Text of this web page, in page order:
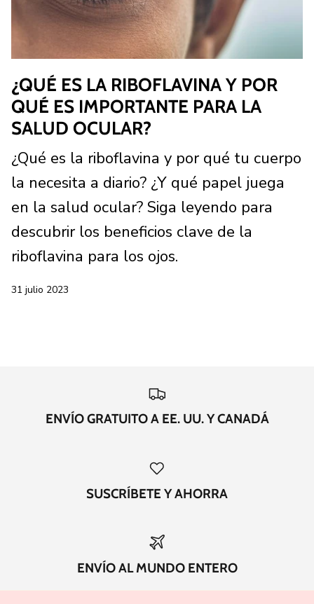
¿QUÉ ES LA RIBOFLAVINA Y POR
QUÉ ES IMPORTANTE PARA LA
SALUD OCULAR?
¿Qué es la riboflavina y por qué tu cuerpo
la necesita a diario? ¿Y qué papel juega
en la salud ocular? Siga leyendo para
descubrir los beneficios clave de la
riboflavina para los ojos.
31 julio 2023
ENVÍO GRATUITO A EE. UU. Y CANADÁ
SUSCRÍBETE Y AHORRA
ENVÍO AL MUNDO ENTERO